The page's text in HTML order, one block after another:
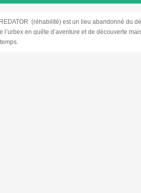
(réhabilité) est un lieu abandonné du
l’urbex en quête d’aventure et de découverte